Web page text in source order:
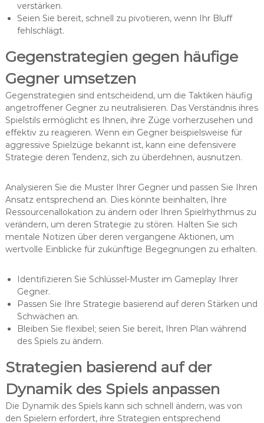
verstärken.
Seien Sie bereit, schnell zu pivotieren, wenn Ihr Bluff
fehlschlägt.
Gegenstrategien gegen häufige
Gegner umsetzen
Gegenstrategien sind entscheidend, um die Taktiken häufig
angetroffener Gegner zu neutralisieren. Das Verständnis ihres
Spielstils ermöglicht es Ihnen, ihre Züge vorherzusehen und
effektiv zu reagieren. Wenn ein Gegner beispielsweise für
aggressive Spielzüge bekannt ist, kann eine defensivere
Strategie deren Tendenz, sich zu überdehnen, ausnutzen.
Analysieren Sie die Muster Ihrer Gegner und passen Sie Ihren
Ansatz entsprechend an. Dies könnte beinhalten, Ihre
Ressourcenallokation zu ändern oder Ihren Spielrhythmus zu
verändern, um deren Strategie zu stören. Halten Sie sich
mentale Notizen über deren vergangene Aktionen, um
wertvolle Einblicke für zukünftige Begegnungen zu erhalten.
Identifizieren Sie Schlüssel-Muster im Gameplay Ihrer
Gegner.
Passen Sie Ihre Strategie basierend auf deren Stärken und
Schwächen an.
Bleiben Sie flexibel; seien Sie bereit, Ihren Plan während
des Spiels zu ändern.
Strategien basierend auf der
Dynamik des Spiels anpassen
Die Dynamik des Spiels kann sich schnell ändern, was von
den Spielern erfordert, ihre Strategien entsprechend